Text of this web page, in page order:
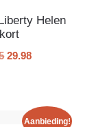
Helen
29.98
Aanbieding!